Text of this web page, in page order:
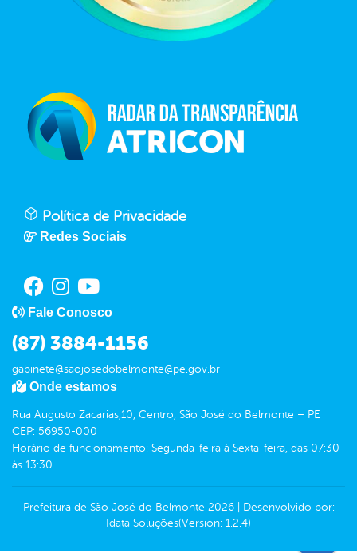
Política de Privacidade
Redes Sociais
Fale Conosco
(87) 3884-1156
gabinete@saojosedobelmonte@pe.gov.br
Onde estamos
Rua Augusto Zacarias,10, Centro, São José do Belmonte – PE
CEP: 56950-000
Horário de funcionamento: Segunda-feira à Sexta-feira, das 07:30
às 13:30
Prefeitura de São José do Belmonte 2026|
Desenvolvido por:
Idata Soluções(Version: 1.2.4)